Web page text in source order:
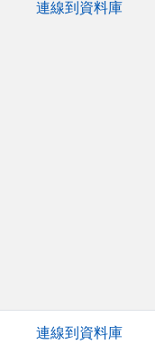
連線到資料庫
連線到資料庫